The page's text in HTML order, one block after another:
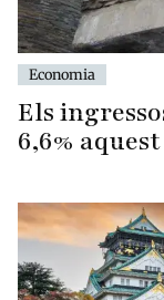
Economia
Els
6,6%